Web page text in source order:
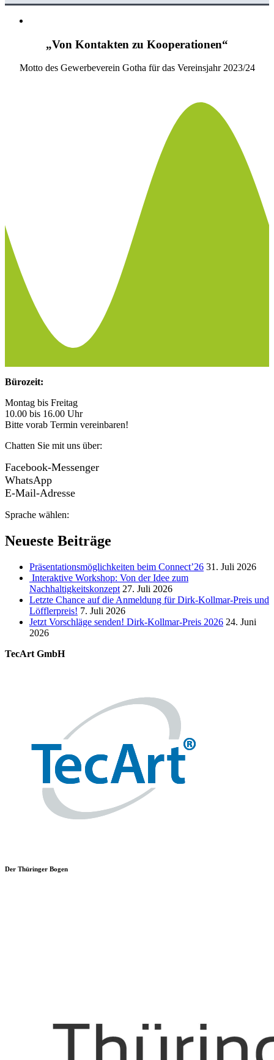
„Von Kontakten zu Kooperationen“
Motto des Gewerbeverein Gotha für das Vereinsjahr 2023/24
Bürozeit:
Montag bis Freitag
10.00 bis 16.00 Uhr
Bitte vorab Termin vereinbaren!
Chatten Sie mit uns über:
Facebook-Messenger
WhatsApp
E-Mail-Adresse
Sprache wählen:
Neueste Beiträge
Präsentationsmöglichkeiten beim Connect’26 31. Juli 2026
Interaktive Workshop: Von der Idee zum
Nachhaltigkeitskonzept 27. Juli 2026
Letzte Chance auf die Anmeldung für Dirk-Kollmar-Preis und
Löfflerpreis! 7. Juli 2026
Jetzt Vorschläge senden! Dirk-Kollmar-Preis 2026 24. Juni
2026
TecArt GmbH
Der Thüringer Bogen